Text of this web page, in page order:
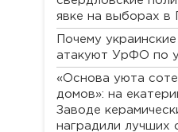
явке на выборах в
Почему
атакуют УрФО по
«Основа уюта
домов»: на
Заводе
наградили лучших